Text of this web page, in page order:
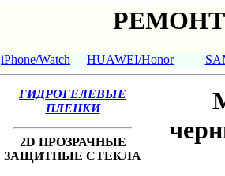
iPhone/Watch HUAWEI/Honor
ГИДРОГЕЛЕВЫЕ
ПЛЕНКИ
2D ПРОЗРАЧНЫЕ
ЗАЩИТНЫЕ СТЕКЛА